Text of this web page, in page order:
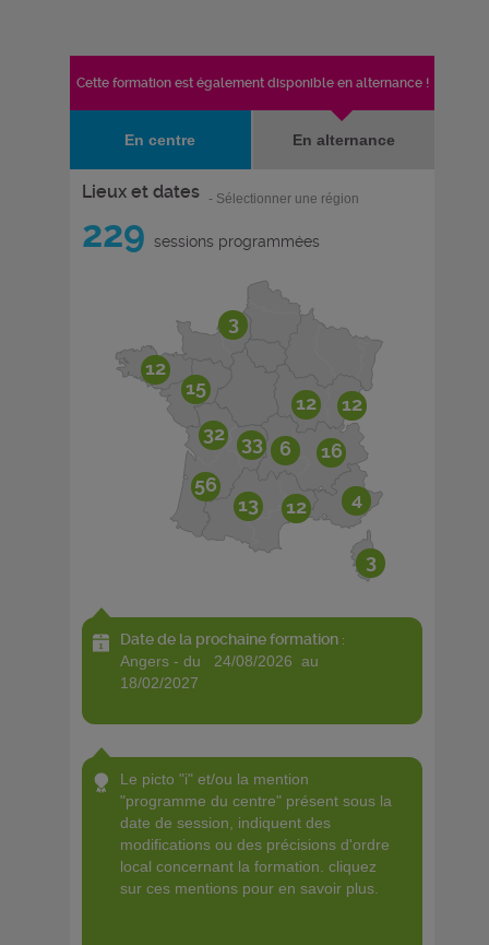
Cette formation est également disponible en alternance !
En centre En alternance
Lieux et dates - Sélectionner une région
229 sessions programmées
56
6
12
12
3
12
3
12
33
13
15
32
4
16
Date de la prochaine formation :
angers - du 24/08/2026 au
18/02/2027
le picto "i" et/ou la mention
"programme du centre" présent sous la
date de session, indiquent des
modifications ou des précisions d'ordre
local concernant la formation. cliquez
sur ces mentions pour en savoir plus.